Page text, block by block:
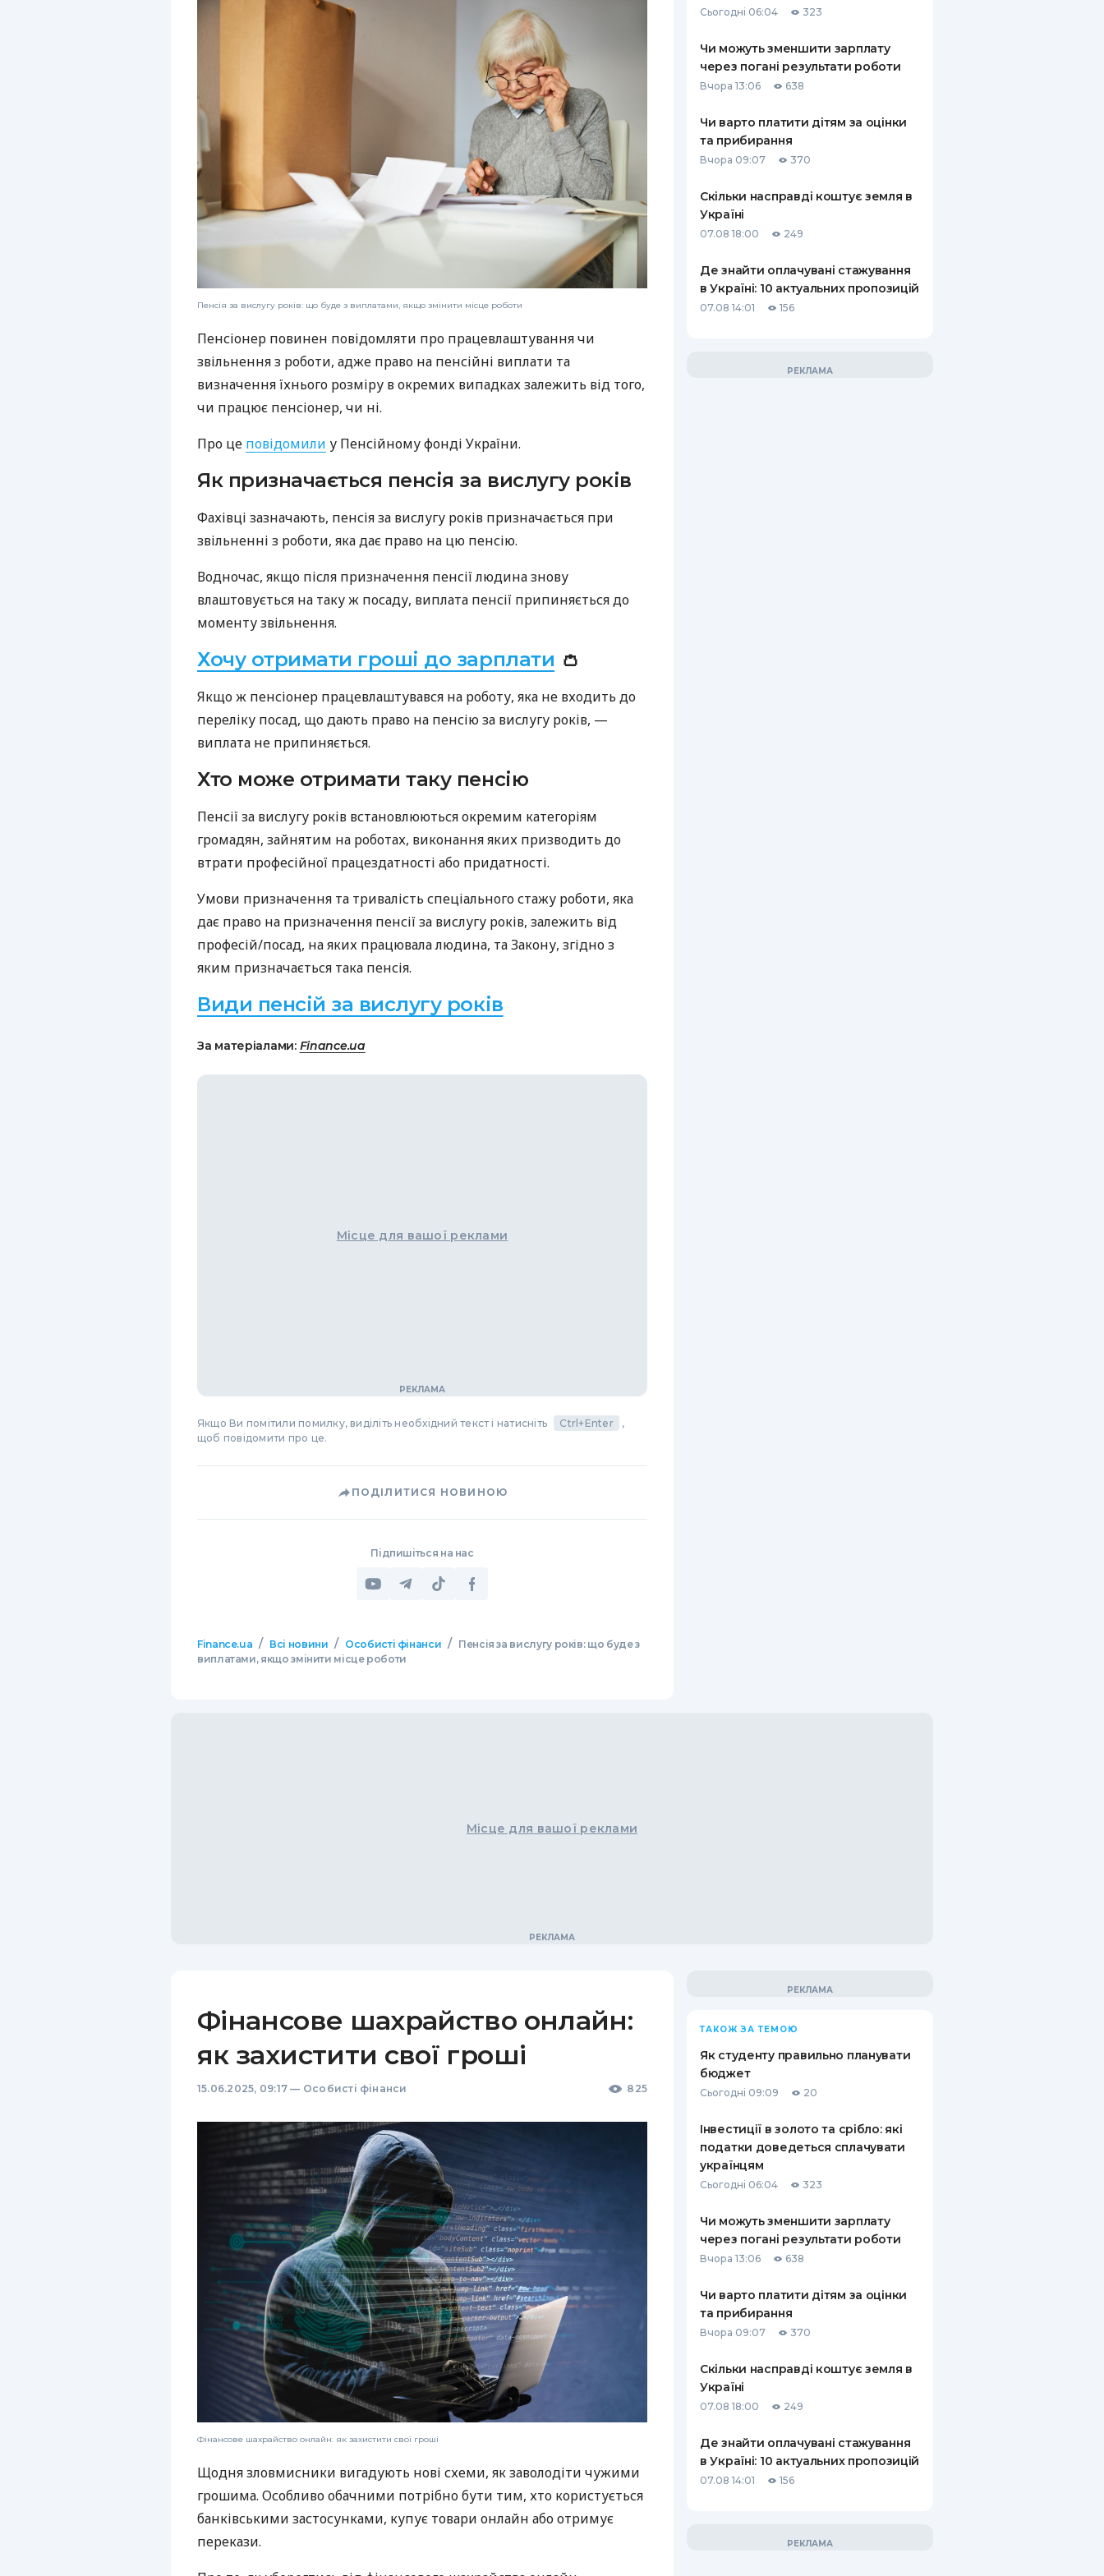
РЕЙТИНГ ДЕБЕТОВИХ
КАРТОК
ЩОМІСЯЧНИЙ ОГЛЯД
КЕШБЕКУ
ПУТІВНИКИ ПО
БАНКІВСЬКИХ КАРТКАХ
ВСІ СТРАХОВІ ПОЛІСИ
ВІДГУКИ ПРО СТРАХОВІ
КОМПАНІЇ
ДОСТАВКА І ОПЛАТА
КОНТАКТИ
Пенсія за вислугу років: що буде з виплатами, якщо змінити місце роботи
Пенсіонер повинен повідомляти про працевлаштування чи
звільнення з роботи, адже право на пенсійні виплати та
визначення їхнього розміру в окремих випадках залежить від того,
чи працює пенсіонер, чи ні.
Про це повідомили у Пенсійному фонді України.
Як призначається пенсія за вислугу років
Фахівці зазначають, пенсія за вислугу років призначається при
звільненні з роботи, яка дає право на цю пенсію.
Водночас, якщо після призначення пенсії людина знову
влаштовується на таку ж посаду, виплата пенсії припиняється до
моменту звільнення.
Хочу отримати гроші до зарплати 👛
Якщо ж пенсіонер працевлаштувався на роботу, яка не входить до
переліку посад, що дають право на пенсію за вислугу років, —
виплата не припиняється.
Хто може отримати таку пенсію
Пенсії за вислугу років встановлюються окремим категоріям
громадян, зайнятим на роботах, виконання яких призводить до
втрати професійної працездатності або придатності.
Умови призначення та тривалість спеціального стажу роботи, яка
дає право на призначення пенсії за вислугу років, залежить від
професій/посад, на яких працювала людина, та Закону, згідно з
яким призначається така пенсія.
Види пенсій за вислугу років
За матеріалами: Finance.ua
Місце для вашої реклами
Якщо Ви помітили помилку, виділіть необхідний текст і натисніть Ctrl+Enter
,
щоб повідомити про це.
ПОДІЛИТИСЯ НОВИНОЮ
Підпишіться на нас
Finance.ua / Всі новини / Особисті фінанси /
Пенсія за вислугу років: що буде з
виплатами, якщо змінити місце роботи
Сьогодні 06:04 323
Чи можуть зменшити зарплату
через погані результати роботи
Вчора 13:06 638
Чи варто платити дітям за оцінки
та прибирання
Вчора 09:07 370
Скільки насправді коштує земля в
Україні
07.08 18:00 249
Де знайти оплачувані стажування
в Україні: 10 актуальних пропозицій
07.08 14:01 156
Місце для вашої реклами
Фінансове шахрайство онлайн:
як захистити свої гроші
15.06.2025, 09:17 — Особисті фінанси 825
Фінансове шахрайство онлайн: як захистити свої гроші
Щодня зловмисники вигадують нові схеми, як заволодіти чужими
грошима. Особливо обачними потрібно бути тим, хто користується
банківськими застосунками, купує товари онлайн або отримує
перекази.
ТАКОЖ ЗА ТЕМОЮ
Як студенту правильно планувати
бюджет
Сьогодні 09:09 20
Інвестиції в золото та срібло: які
податки доведеться сплачувати
українцям
Сьогодні 06:04 323
Чи можуть зменшити зарплату
через погані результати роботи
Вчора 13:06 638
Чи варто платити дітям за оцінки
та прибирання
Вчора 09:07 370
Скільки насправді коштує земля в
Україні
07.08 18:00 249
Де знайти оплачувані стажування
в Україні: 10 актуальних пропозицій
07.08 14:01 156